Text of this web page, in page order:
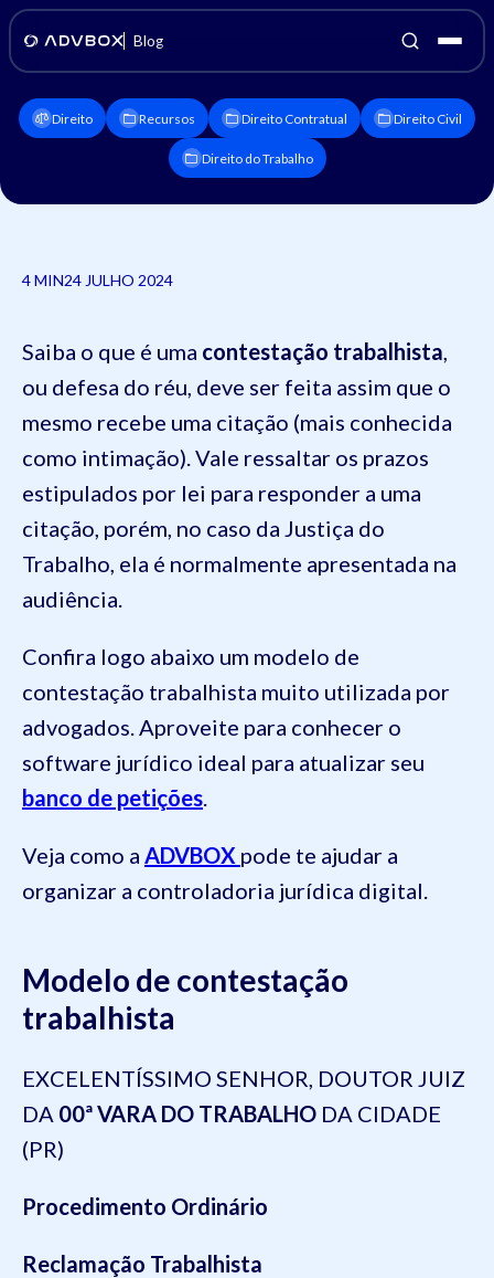
Blog
Direito Recursos Direito Contratual Direito Civil
Direito do Trabalho
4 MIN24 JULHO 2024
Saiba o que é uma contestação trabalhista,
ou defesa do réu, deve ser feita assim que o
mesmo recebe uma citação (mais conhecida
como intimação). Vale ressaltar os prazos
estipulados por lei para responder a uma
citação, porém, no caso da Justiça do
Trabalho, ela é normalmente apresentada na
audiência.
Confira logo abaixo um modelo de
contestação trabalhista muito utilizada por
advogados. Aproveite para conhecer o
software jurídico ideal para atualizar seu
banco de petições.
Veja como a ADVBOX pode te ajudar a
organizar a controladoria jurídica digital.
Modelo de contestação
trabalhista
EXCELENTÍSSIMO SENHOR, DOUTOR JUIZ
DA 00ª VARA DO TRABALHO DA CIDADE
(PR)
Procedimento Ordinário
Reclamação Trabalhista